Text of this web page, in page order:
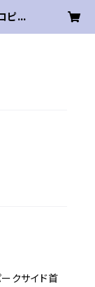
ピカ
クサイド首